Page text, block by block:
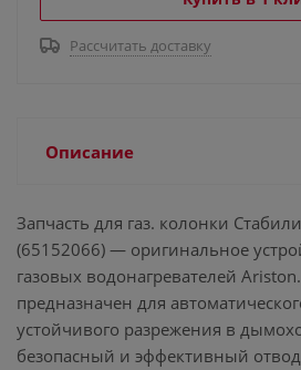
Рассчитать доставку
Описание
Запчасть для газ. колонки
(65152066) — оригинальное
газовых водонагревателей
предназначен для
устойчивого разрежения в
безопасный и эффективный